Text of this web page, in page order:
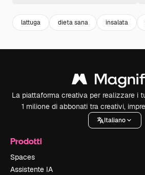
lattuga dieta sana insalata
La piattaforma creativa per realizzare i
1 milione di abbonati tra creativi,
Italiano
Prodotti
Spaces
Assistente IA